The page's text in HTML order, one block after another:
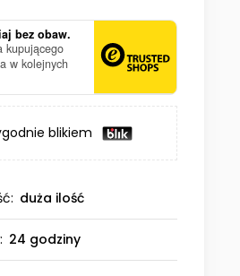
bez obaw.
kupującego
w kolejnych
blikiem
duża ilość
24 godziny